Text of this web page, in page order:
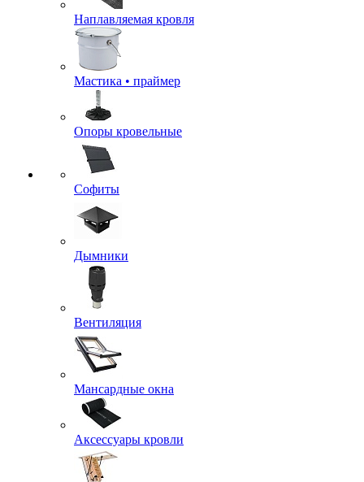
Наплавляемая кровля
Мастика • праймер
Опоры кровельные
Софиты
Дымники
Вентиляция
Мансардные окна
Аксессуары кровли